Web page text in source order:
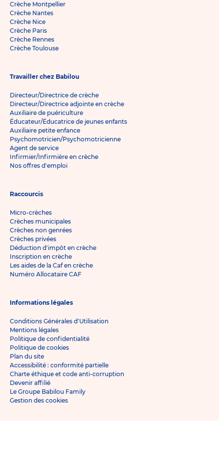
Crèche Montpellier
Crèche Nantes
Crèche Nice
Crèche Paris
Crèche Rennes
Crèche Toulouse
Travailler chez Babilou
Directeur/Directrice de crèche
Directeur/Directrice adjointe en crèche
Auxiliaire de puériculture
Éducateur/Éducatrice de jeunes enfants
Auxiliaire petite enfance
Psychomotricien/Psychomotricienne
Agent de service
Infirmier/Infirmière en crèche
Nos offres d'emploi
Raccourcis
Micro-crèches
Crèches municipales
Crèches non genrées
Crèches privées
Déduction d'impôt en crèche
Inscription en crèche
Les aides de la Caf en crèche
Numéro Allocataire CAF
Informations légales
Conditions Générales d'Utilisation
Mentions légales
Politique de confidentialité
Politique de cookies
Plan du site
Accessibilité : conformité partielle
Charte éthique et code anti-corruption
Devenir affilié
Le Groupe Babilou Family
Gestion des cookies